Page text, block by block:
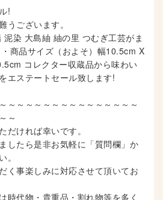
!
うございます。
泥染 大島紬 紬の里 つむぎ工芸がま
商品サイズ（およそ）幅10.5cm X
コレクター収蔵品から味わい
エステートセール致します!
～～～～～～～～～～～～～～～
～
だければ幸いです。
したら是非お気軽に「質問欄」か
。
事楽しみに対応させて頂いてお
代物・貴重品・割れ物等を多く